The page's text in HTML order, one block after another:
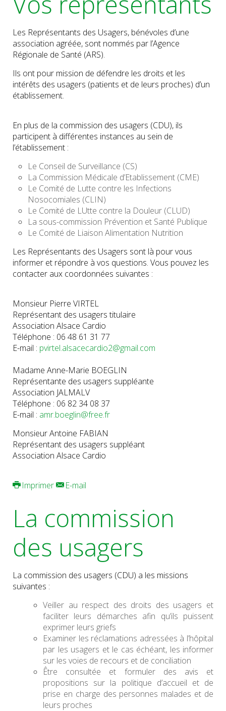
Les Représentants des Usagers, bénévoles d’une
association agréée, sont nommés par l’Agence
Régionale de Santé (ARS).
Ils ont pour mission de défendre les droits et les
intérêts des usagers (patients et de leurs proches) d’un
établissement.
En plus de la commission des usagers (CDU), ils
participent à différentes instances au sein de
l’établissement :
Le Conseil de Surveillance (CS)
La Commission Médicale d’Etablissement (CME)
Le Comité de Lutte contre les Infections
Nosocomiales (CLIN)
Le Comité de LUtte contre la Douleur (CLUD)
La sous-commission Prévention et Santé Publique
Le Comité de Liaison Alimentation Nutrition
Les Représentants des Usagers sont là pour vous
informer et répondre à vos questions. Vous pouvez les
contacter aux coordonnées suivantes :
Monsieur Pierre VIRTEL
Représentant des usagers titulaire
Association Alsace Cardio
Téléphone : 06 48 61 31 77
E-mail : pvirtel.alsacecardio2@gmail.com
Madame Anne-Marie BOEGLIN
Représentante des usagers suppléante
Association JALMALV
Téléphone : 06 82 34 08 37
E-mail : amr.boeglin@free.fr
Monsieur Antoine FABIAN
Représentant des usagers suppléant
Association Alsace Cardio
Imprimer E-mail
La commission
des usagers
La commission des usagers (CDU) a les missions
suivantes :
Veiller au respect des droits des usagers et
faciliter leurs démarches afin qu’ils puissent
exprimer leurs griefs
Examiner les réclamations adressées à l’hôpital
par les usagers et le cas échéant, les informer
sur les voies de recours et de conciliation
Être consultée et formuler des avis et
propositions sur la politique d’accueil et de
prise en charge des personnes malades et de
leurs proches